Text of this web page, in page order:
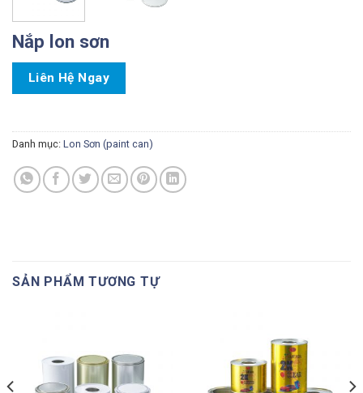
Nắp lon sơn
Liên Hệ Ngay
Danh mục: Lon Sơn (paint can)
SẢN PHẨM TƯƠNG TỰ